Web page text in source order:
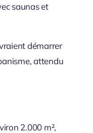
saunas et
démarrer
attendu
2.000 m²,